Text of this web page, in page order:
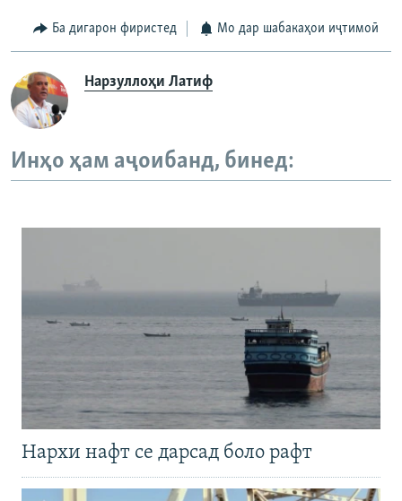
Ба дигарон фиристед Мо дар шабакаҳои иҷтимоӣ
Нарзуллоҳи Латиф
Инҳо ҳам аҷоибанд, бинед:
Нархи нафт се дарсад боло рафт